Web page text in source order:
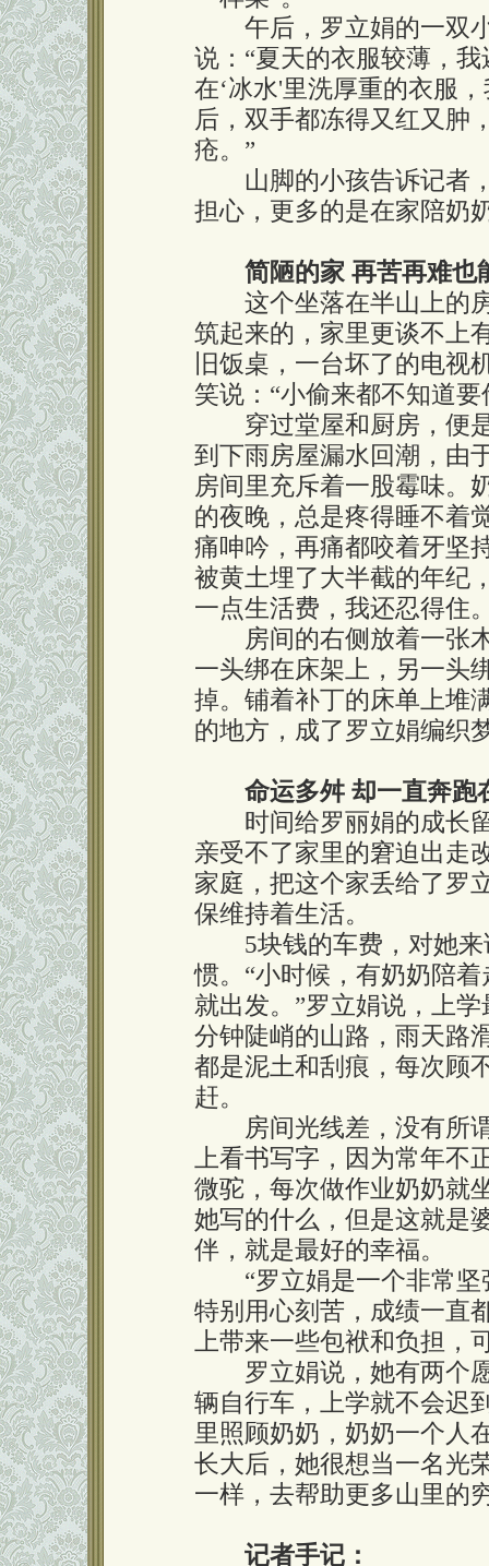
午后，罗立娟的一双小
说：“夏天的衣服较薄，
在‘冰水'里洗厚重的衣服
后，双手都冻得又红又肿
疮。”
山脚的小孩告诉记者，
担心，更多的是在家陪奶
简陋的家 再苦再难也
这个坐落在半山上的房
筑起来的，家里更谈不上
旧饭桌，一台坏了的电视
笑说：“小偷来都不知道要
穿过堂屋和厨房，便
到下雨房屋漏水回潮，由
房间里充斥着一股霉味。
的夜晚，总是疼得睡不着
痛呻吟，再痛都咬着牙坚
被黄土埋了大半截的年纪
一点生活费，我还忍得住
房间的右侧放着一张木
一头绑在床架上，另一头
掉。铺着补丁的床单上堆
的地方，成了罗立娟编织
命运多舛 却一直奔跑
时间给罗丽娟的成长留
亲受不了家里的窘迫出走
家庭，把这个家丢给了罗
保维持着生活。
5块钱的车费，对她来
惯。“小时候，有奶奶陪
就出发。”罗立娟说，上
分钟陡峭的山路，雨天路
都是泥土和刮痕，每次顾
赶。
房间光线差，没有所谓
上看书写字，因为常年
微驼，每次做作业奶奶就
她写的什么，但是这就是
伴，就是最好的幸福。
“罗立娟是一个非常坚
特别用心刻苦，成绩一直
上带来一些包袱和负担，
罗立娟说，她有两个愿
辆自行车，上学就不会迟
里照顾奶奶，奶奶一个人
长大后，她很想当一名光
一样，去帮助更多山里的
记者手记：